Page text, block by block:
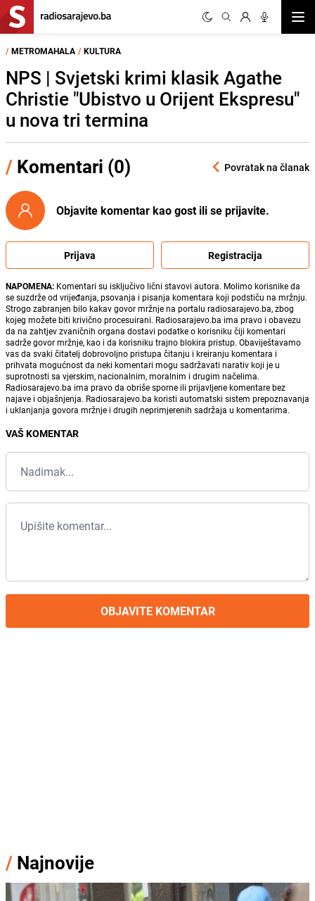
/ METROMAHALA / KULTURA
NPS | Svjetski krimi klasik Agathe
Christie "Ubistvo u Orijent Ekspresu"
u nova tri termina
/ Komentari (0) Povratak na članak
Objavite komentar kao gost ili se prijavite.
Prijava Registracija
NAPOMENA: Komentari su isključivo lični stavovi autora. Molimo korisnike da
se suzdrže od vrijeđanja, psovanja i pisanja komentara koji podstiču na mržnju.
Strogo zabranjen bilo kakav govor mržnje na portalu radiosarajevo.ba, zbog
kojeg možete biti krivično procesuirani. Radiosarajevo.ba ima pravo i obavezu
da na zahtjev zvaničnih organa dostavi podatke o korisniku čiji komentari
sadrže govor mržnje, kao i da korisniku trajno blokira pristup. Obaviještavamo
vas da svaki čitatelj dobrovoljno pristupa čitanju i kreiranju komentara i
prihvata mogućnost da neki komentari mogu sadržavati narativ koji je u
suprotnosti sa vjerskim, nacionalnim, moralnim i drugim načelima.
Radiosarajevo.ba ima pravo da obriše sporne ili prijavljene komentare bez
najave i objašnjenja. Radiosarajevo.ba koristi automatski sistem prepoznavanja
i uklanjanja govora mržnje i drugih neprimjerenih sadržaja u komentarima.
VAŠ KOMENTAR
OBJAVITE KOMENTAR
/ Najnovije